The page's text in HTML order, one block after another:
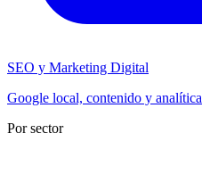
SEO y Marketing Digital
Google local, contenido y analítica
Por sector